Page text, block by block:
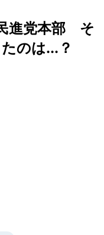
進党本部 そ
のは...？